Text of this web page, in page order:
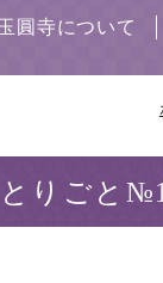
圓寺について
りごと